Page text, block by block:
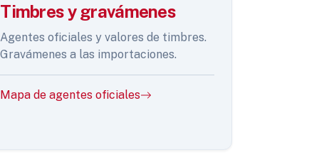
Timbres y gravámenes
Agentes oficiales y valores de timbres.
Gravámenes a las importaciones.
Mapa de agentes oficiales